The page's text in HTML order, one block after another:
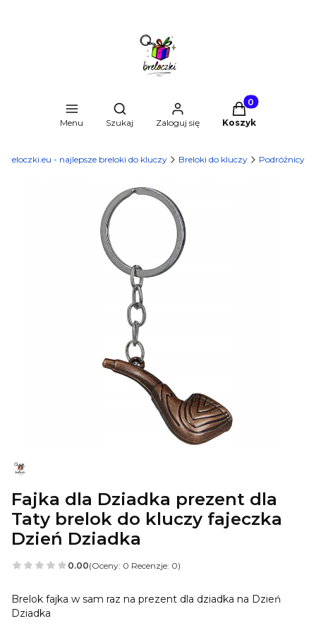
Menu
Otwórz wyszukiwarkę
Szukaj Zaloguj się
Produkty w
Koszyk
Breloczki.eu - najlepsze breloki do kluczy Breloki do kluczy Podróżnicy
Fajka dla Dziadka prezent dla
Taty brelok do kluczy fajeczka
Dzień Dziadka
0.00(Oceny: 0 Recenzje: 0)
Brelok fajka w sam raz na prezent dla dziadka na Dzień
Dziadka